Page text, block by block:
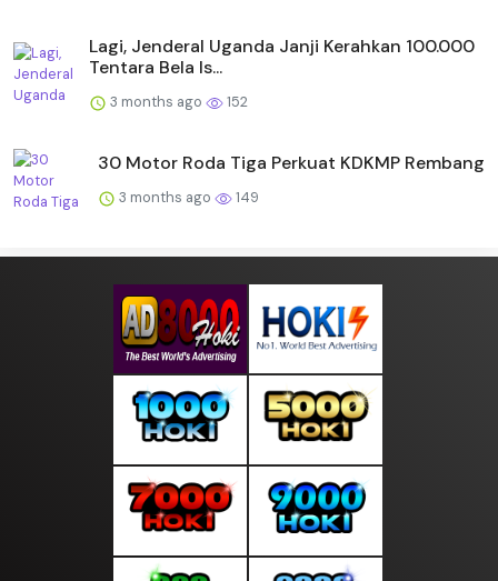
Lagi, Jenderal Uganda Janji Kerahkan 100.000
Tentara Bela Is...
3 months ago 152
30 Motor Roda Tiga Perkuat KDKMP Rembang
3 months ago 149